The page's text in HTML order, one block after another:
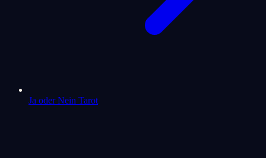
Ja oder Nein Tarot